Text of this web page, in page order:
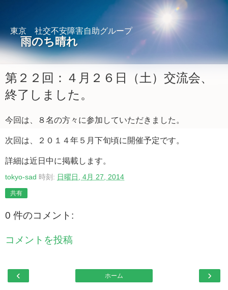
東京 社交不安障害自助グループ
雨のち晴れ
第２２回：４月２６日（土）交流会、
終了しました。
今回は、８名の方々に参加していただきました。
次回は、２０１４年５月下旬頃に開催予定です。
詳細は近日中に掲載します。
tokyo-sad 時刻: 日曜日, 4月 27, 2014
共有
0 件のコメント:
コメントを投稿
‹ ›
ホーム